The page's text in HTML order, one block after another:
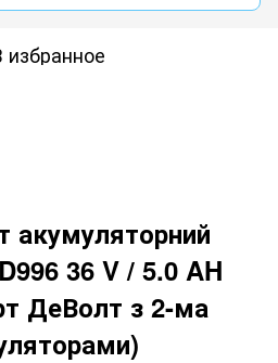
избранное
акумуляторний
36 V / 5.0 AH
ДеВолт з 2-ма